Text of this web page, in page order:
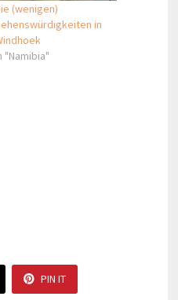
(wenigen)
in
"Namibia"
PIN IT